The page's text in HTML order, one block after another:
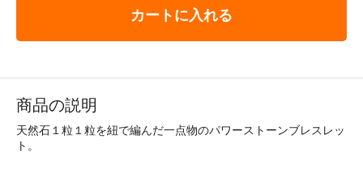
カートに入れる
商品の説明
天然石１粒１粒を紐で編んだ一点物のパワーストーンブレスレッ
ト。